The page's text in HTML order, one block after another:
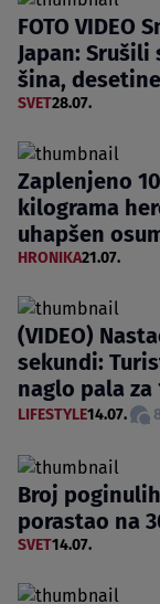
FOTO VIDEO
Japan: Srušili
šina,
SVET28.07.
Zaplenjeno
kilograma
uhapšen
HRONIKA21.07.
(VIDEO)
sekundi:
naglo pala za
LIFESTYLE14.07.
Broj
porastao na
SVET14.07.